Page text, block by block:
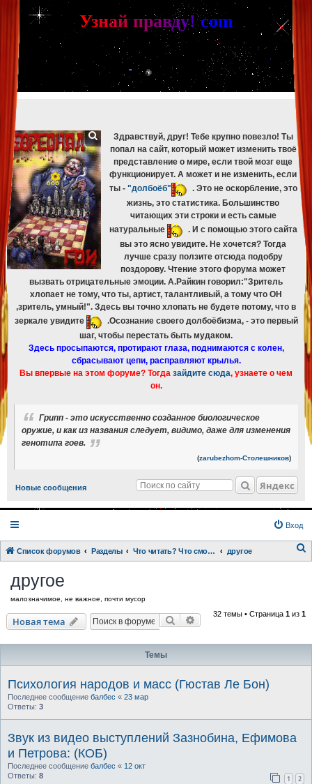
[phpBB Debug] PHP Warning : in file [ROOT]/phpbb/db/driver/mysqli.php
mysqli_fetch_assoc(): Couldn't fetch mysqli_result
[phpBB Debug] PHP Warning: in file[ROOT]/phpbb/db/driver/mysqli.php 329
mysqli_free_result(): Couldn't fetch mysqli_result
[phpBB Debug] PHP Warning
[ROOT]/phpbb/db/driver/mysqli.php on line 265
mysqli_fetch_assoc(): Couldn't fetch mysqli_result
[phpBB Debug] PHP Warning
: in file [ROOT]/phpbb/db/driver/mysqli.php on line329
mysqli_free_result(): Couldn't fetch mysqli_result
[phpBB Debug] PHP Warning: in file [ROOT]/phpbb/db/driver/mysqli.php on line 265
mysqli_fetch_assoc(): Couldn't fetch mysqli_result
[phpBB Debug] PHP Warning
[ROOT]/phpbb/db/driver/mysqli.php on line329:
mysqli_free_result(): Couldn't fetch mysqli_result
Узнай правду! com
Здравствуй, друг! Тебе крупно повезло! Ты
попал на сайт, который может изменить твоё
представление о мире, если твой мозг еще
функционирует. А может и не изменить, если
ты - "долбоёб"
. Это не оскорбление, это
жизнь, это статистика. Большинство
читающих эти строки и есть самые
натуральные
. И с помощью этого сайта
вы это ясно увидите. Не хочется? Тогда
лучше сразу ползите отсюда подобру
поздорову. Чтение этого форума может
вызвать отрицательные эмоции. А.Райкин говорил:"Зритель
хлопает не тому, что ты, артист, талантливый, а тому что ОН
,зритель, умный!". Здесь вы точно хлопать не будете потому, что в
зеркале увидите
.Осознание своего долбоёбизма, - это первый
шаг, чтобы перестать быть мудаком.
Здесь просыпаются, протирают глаза, поднимаются с колен,
сбрасывают цепи, расправляют крылья.
Вы впервые на этом форуме? Тогда зайдите сюда, узнаете о чем
он.
Грипп - это искусственно созданное биологическое
оружие, и как из названия следует, видимо, даже для изменения
генотипа гоев.
(zarubezhom-Столешников)
Новые сообщения Яндекс
Вход
Список форумов Разделы Что читать? Что смотреть? Книги и фильмы в кратком изложении другое
другое
малозначимое, не важное, почти мусор
Новая тема Поиск Расширенный поиск
32 темы • Страница 1 из 1
Темы
Психология народов и масс (Гюстав Ле Бон)
Последнее сообщение балбес « 23 мар
Ответы: 3
Звук из видео выступлений Зазнобина, Ефимова
и Петрова: (КОБ)
Последнее сообщение балбес « 12 окт
Ответы: 8 1 2